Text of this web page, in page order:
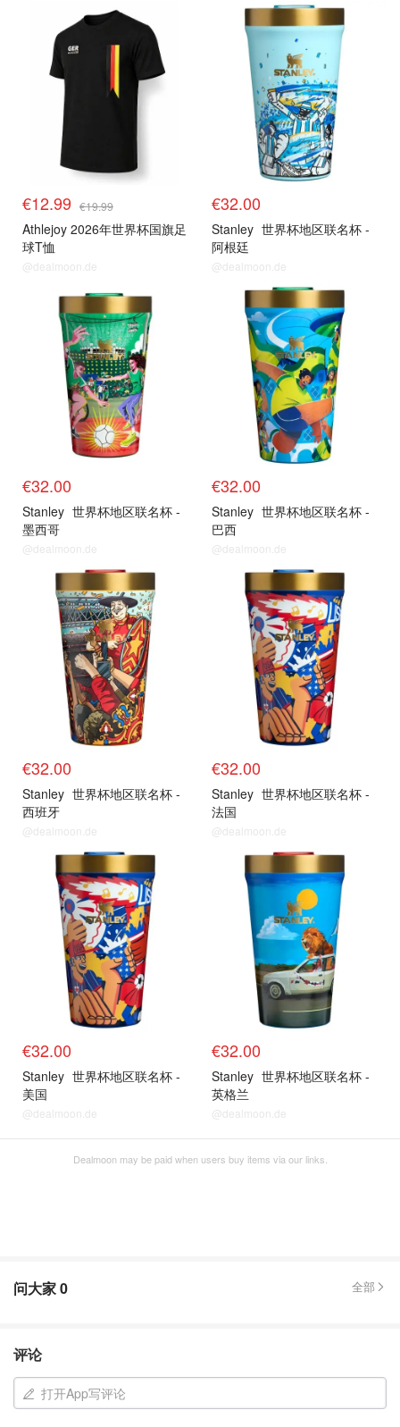
€12.99 €19.99
Athlejoy 2026年世界杯国旗足
球T恤
@dealmoon.de
€32.00
Stanley 世界杯地区联名杯 -
阿根廷
@dealmoon.de
€32.00
Stanley 世界杯地区联名杯 -
墨西哥
@dealmoon.de
€32.00
Stanley 世界杯地区联名杯 -
巴西
@dealmoon.de
€32.00
Stanley 世界杯地区联名杯 -
西班牙
@dealmoon.de
€32.00
Stanley 世界杯地区联名杯 -
法国
@dealmoon.de
€32.00
Stanley 世界杯地区联名杯 -
美国
@dealmoon.de
€32.00
Stanley 世界杯地区联名杯 -
英格兰
@dealmoon.de
Dealmoon may be paid when users buy items via our links.
问大家0 全部
评论
打开App写评论